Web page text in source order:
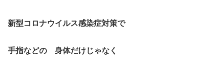
新型コロナウイルス感染症対策で
手指などの 身体だけじゃなく